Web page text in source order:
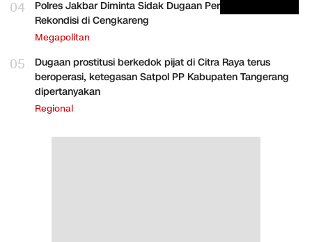
04
Polres Jakbar Diminta Sidak Dugaan Perakitan HP
Rekondisi di Cengkareng
Megapolitan
05
Dugaan prostitusi berkedok pijat di Citra Raya terus
beroperasi, ketegasan Satpol PP Kabupaten Tangerang
dipertanyakan
Regional